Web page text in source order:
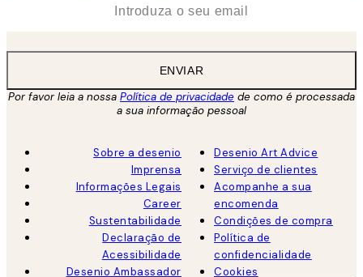
ENVIAR
Por favor leia a nossa Política de privacidade de como é processada
a sua informação pessoal
Sobre a desenio
Imprensa
Informações Legais
Career
Sustentabilidade
Declaração de
Acessibilidade
Desenio Ambassador
Desenio Art Advice
Serviço de clientes
Acompanhe a sua
encomenda
Condições de compra
Política de
confidencialidade
Cookies